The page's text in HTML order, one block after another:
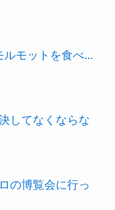
モットを食べ...
してなくならな
の博覧会に行っ